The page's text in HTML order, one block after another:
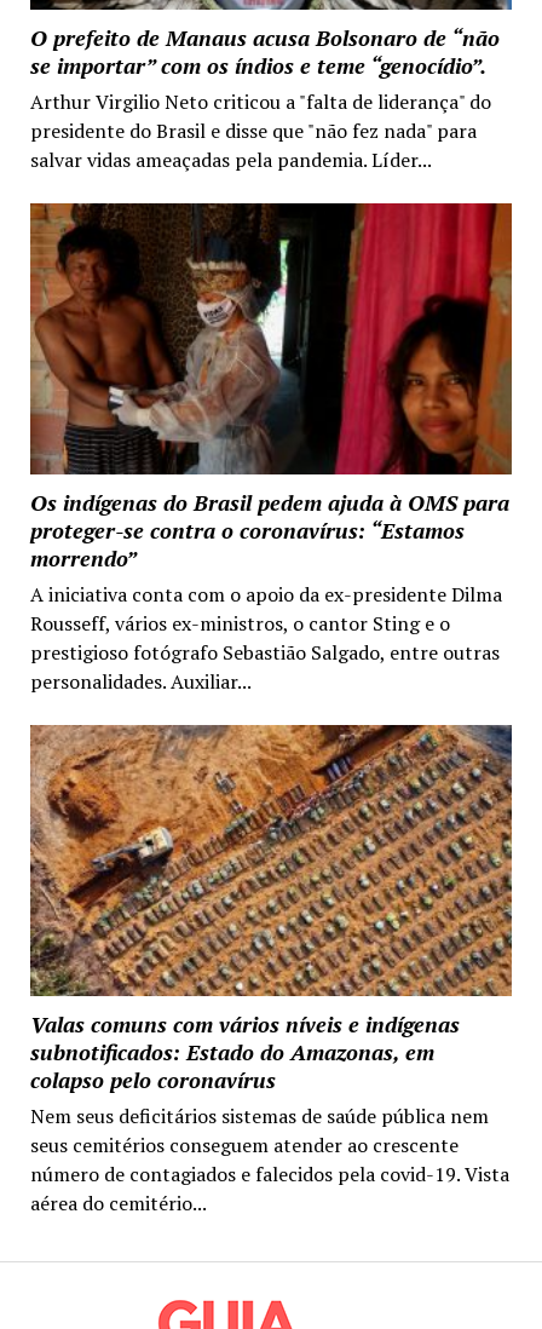
O prefeito de Manaus acusa Bolsonaro de “não
se importar” com os índios e teme “genocídio”.
Arthur Virgilio Neto criticou a "falta de liderança" do
presidente do Brasil e disse que "não fez nada" para
salvar vidas ameaçadas pela pandemia. Líder...
Os indígenas do Brasil pedem ajuda à OMS para
proteger-se contra o coronavírus: “Estamos
morrendo”
A iniciativa conta com o apoio da ex-presidente Dilma
Rousseff, vários ex-ministros, o cantor Sting e o
prestigioso fotógrafo Sebastião Salgado, entre outras
personalidades. Auxiliar...
Valas comuns com vários níveis e indígenas
subnotificados: Estado do Amazonas, em
colapso pelo coronavírus
Nem seus deficitários sistemas de saúde pública nem
seus cemitérios conseguem atender ao crescente
número de contagiados e falecidos pela covid-19. Vista
aérea do cemitério...